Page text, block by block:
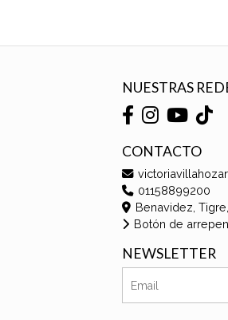
NUESTRAS
CONTACTO
01158899200
Benavidez,
Botón de
NEWSLETTER